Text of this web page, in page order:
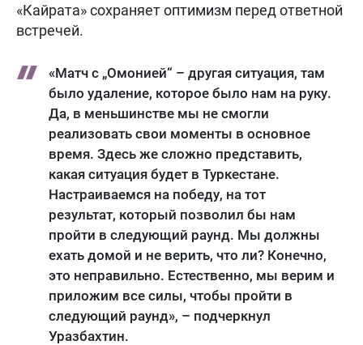
«Кайрата» сохраняет оптимизм перед ответной
встречей.
«Матч с „Омонией“ – другая ситуация, там
было удаление, которое было нам на руку.
Да, в меньшинстве мы не смогли
реализовать свои моменты в основное
время. Здесь же сложно представить,
какая ситуация будет в Туркестане.
Настраиваемся на победу, на тот
результат, который позволил бы нам
пройти в следующий раунд. Мы должны
ехать домой и не верить, что ли? Конечно,
это неправильно. Естественно, мы верим и
приложим все силы, чтобы пройти в
следующий раунд», – подчеркнул
Уразбахтин.